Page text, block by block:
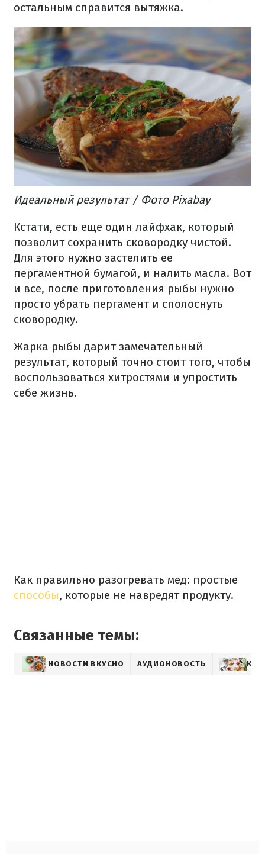
остальным справится вытяжка.
Идеальный результат / Фото Pixabay
Кстати, есть еще один лайфхак, который
позволит сохранить сковородку чистой.
Для этого нужно застелить ее
пергаментной бумагой, и налить масла. Вот
и все, после приготовления рыбы нужно
просто убрать пергамент и сполоснуть
сковородку.
Жарка рыбы дарит замечательный
результат, который точно стоит того, чтобы
воспользоваться хитростями и упростить
себе жизнь.
Как правильно разогревать мед: простые
способы, которые не навредят продукту.
Связанные темы:
НОВОСТИ ВКУСНО АУДИОНОВОСТЬ